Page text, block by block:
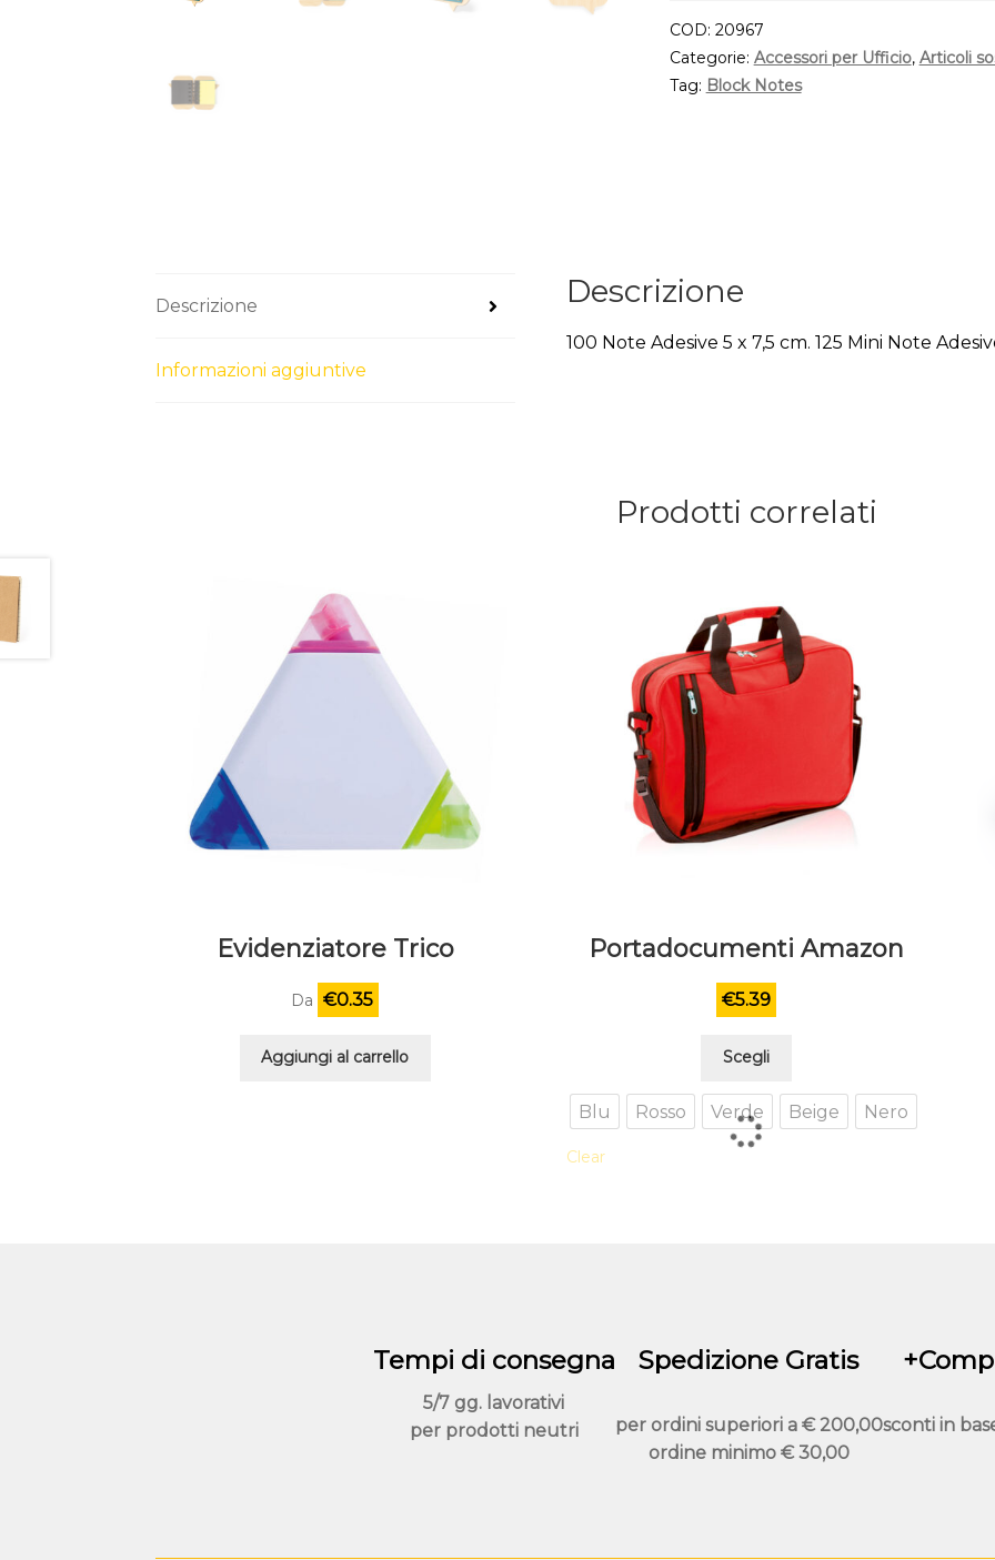
COD: 20967
Categorie: Accessori per Ufficio, Articoli
Tag: Block Notes
Descrizione
Informazioni aggiuntive
Descrizione
100 Note Adesive 5 x 7,5 cm. 125 Mini Note
Prodotti correlati
Evidenziatore Trico
Da €0.35
Aggiungi al carrello
Portadocumenti Amazon
€5.39
Scegli
ha
più
pagina
Blu Rosso Verde Beige Nero
Clear
Tempi di consegna
5/7 gg. lavorativi
per prodotti neutri
Spedizione Gratis
per ordini superiori a € 200,00
ordine minimo€ 30,00
sconti in